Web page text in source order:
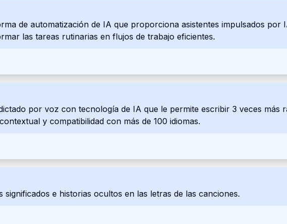
de automatización de IA que proporciona asistentes impulsados
las tareas rutinarias en flujos de trabajo eficientes.
por voz con tecnología de IA que le permite escribir 3 veces más
y compatibilidad con más de 100 idiomas.
e historias ocultos en las letras de las canciones.